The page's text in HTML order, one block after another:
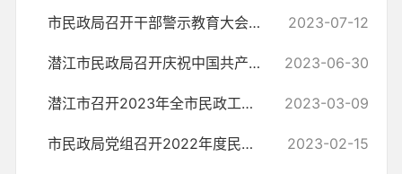
市民政局召开干部警示教育大会暨党风廉政建设宣传教育月动员大会 2023-07-12
潜江市民政局召开庆祝中国共产党成立102周年大会 2023-06-30
潜江市召开2023年全市民政工作会议暨民政业务工作培训 2023-03-09
市民政局党组召开2022年度民主生活会 2023-02-15